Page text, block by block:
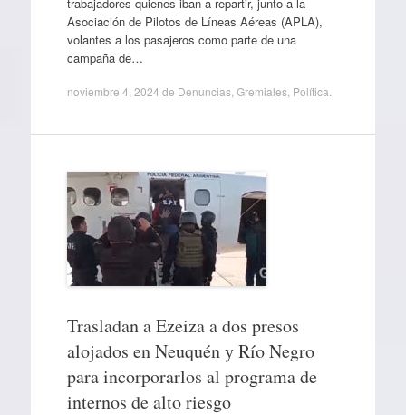
Asociación de Pilotos de Líneas Aéreas (APLA),
volantes a los pasajeros como parte de una
campaña de…
noviembre 4, 2024 de Denuncias, Gremiales, Política
Trasladan a Ezeiza a dos presos
alojados en Neuquén y Río Negro
para incorporarlos al programa de
internos de alto riesgo